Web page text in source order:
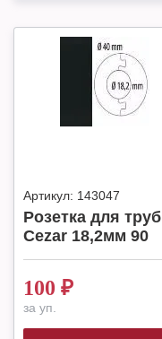
Артикул: 143047
Розетка для труб
Cezar 18,2мм 90
100 ₽
за уп.